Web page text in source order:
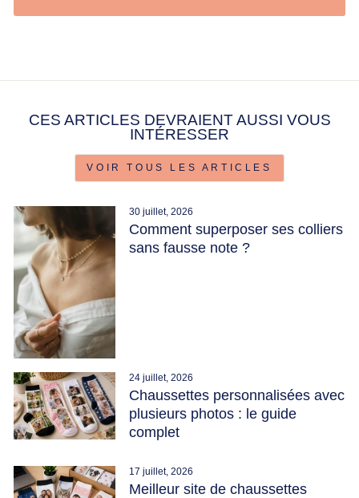
CES ARTICLES DEVRAIENT AUSSI VOUS
INTÉRESSER
VOIR TOUS LES ARTICLES
30 juillet, 2026
Comment superposer ses colliers
sans fausse note ?
24 juillet, 2026
Chaussettes personnalisées avec
plusieurs photos : le guide
complet
17 juillet, 2026
Meilleur site de chaussettes